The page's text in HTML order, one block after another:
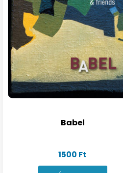
Babel
1500 Ft